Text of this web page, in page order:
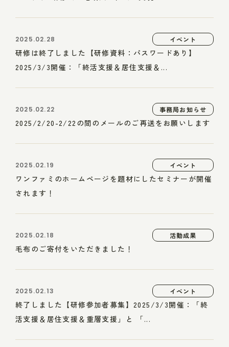
2025.02.28 イベント
研修は終了しました【研修資料：パスワードあり】
2025/3/3開催：「終活支援＆居住支援＆...
2025.02.22 事務局お知らせ
2025/2/20-2/22の間のメールのご再送をお願いします
2025.02.19 イベント
ワンファミのホームページを題材にしたセミナーが開催
されます！
2025.02.18 活動成果
毛布のご寄付をいただきました！
2025.02.13 イベント
終了しました【研修参加者募集】2025/3/3開催：「終
活支援＆居住支援＆重層支援」と 「...